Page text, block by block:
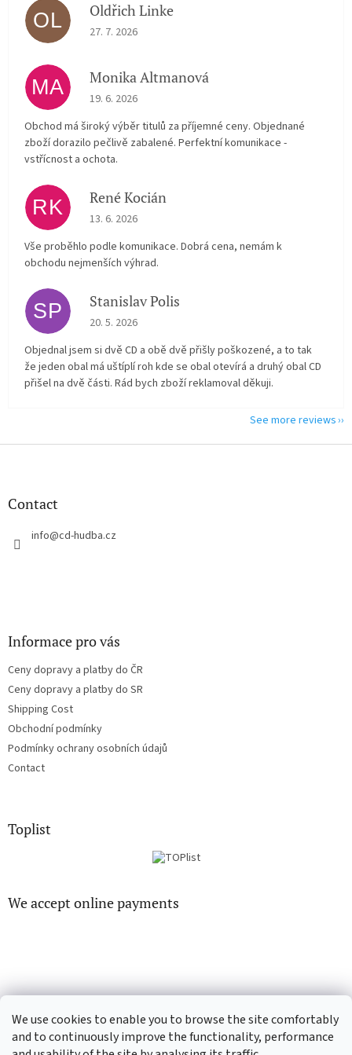
We use cookies to enable you to browse the site comfortably
and to continuously improve the functionality, performance
OL Oldřich Linke
The store rating is 5 out of 5 stars.
27. 7. 2026
MA Monika Altmanová
The store rating is 5 out of 5 stars.
19. 6. 2026
Obchod má široký výběr titulů za příjemné ceny. Objednané
zboží dorazilo pečlivě zabalené. Perfektní komunikace -
vstřícnost a ochota.
RK René Kocián
The store rating is 5 out of 5 stars.
13. 6. 2026
Vše proběhlo podle komunikace. Dobrá cena, nemám k
obchodu nejmenších výhrad.
SP Stanislav Polis
The store rating is 2 out of 5 stars.
20. 5. 2026
Objednal jsem si dvě CD a obě dvě přišly poškozené, a to tak
že jeden obal má uštíplí roh kde se obal otevírá a druhý obal CD
přišel na dvě části. Rád bych zboží reklamoval děkuji.
See more reviews
F
Contact
info@cd-hudba.cz
Informace pro vás
Ceny dopravy a platby do ČR
Ceny dopravy a platby do SR
Shipping Cost
Obchodní podmínky
Podmínky ochrany osobních údajů
Contact
Toplist
We accept online payments